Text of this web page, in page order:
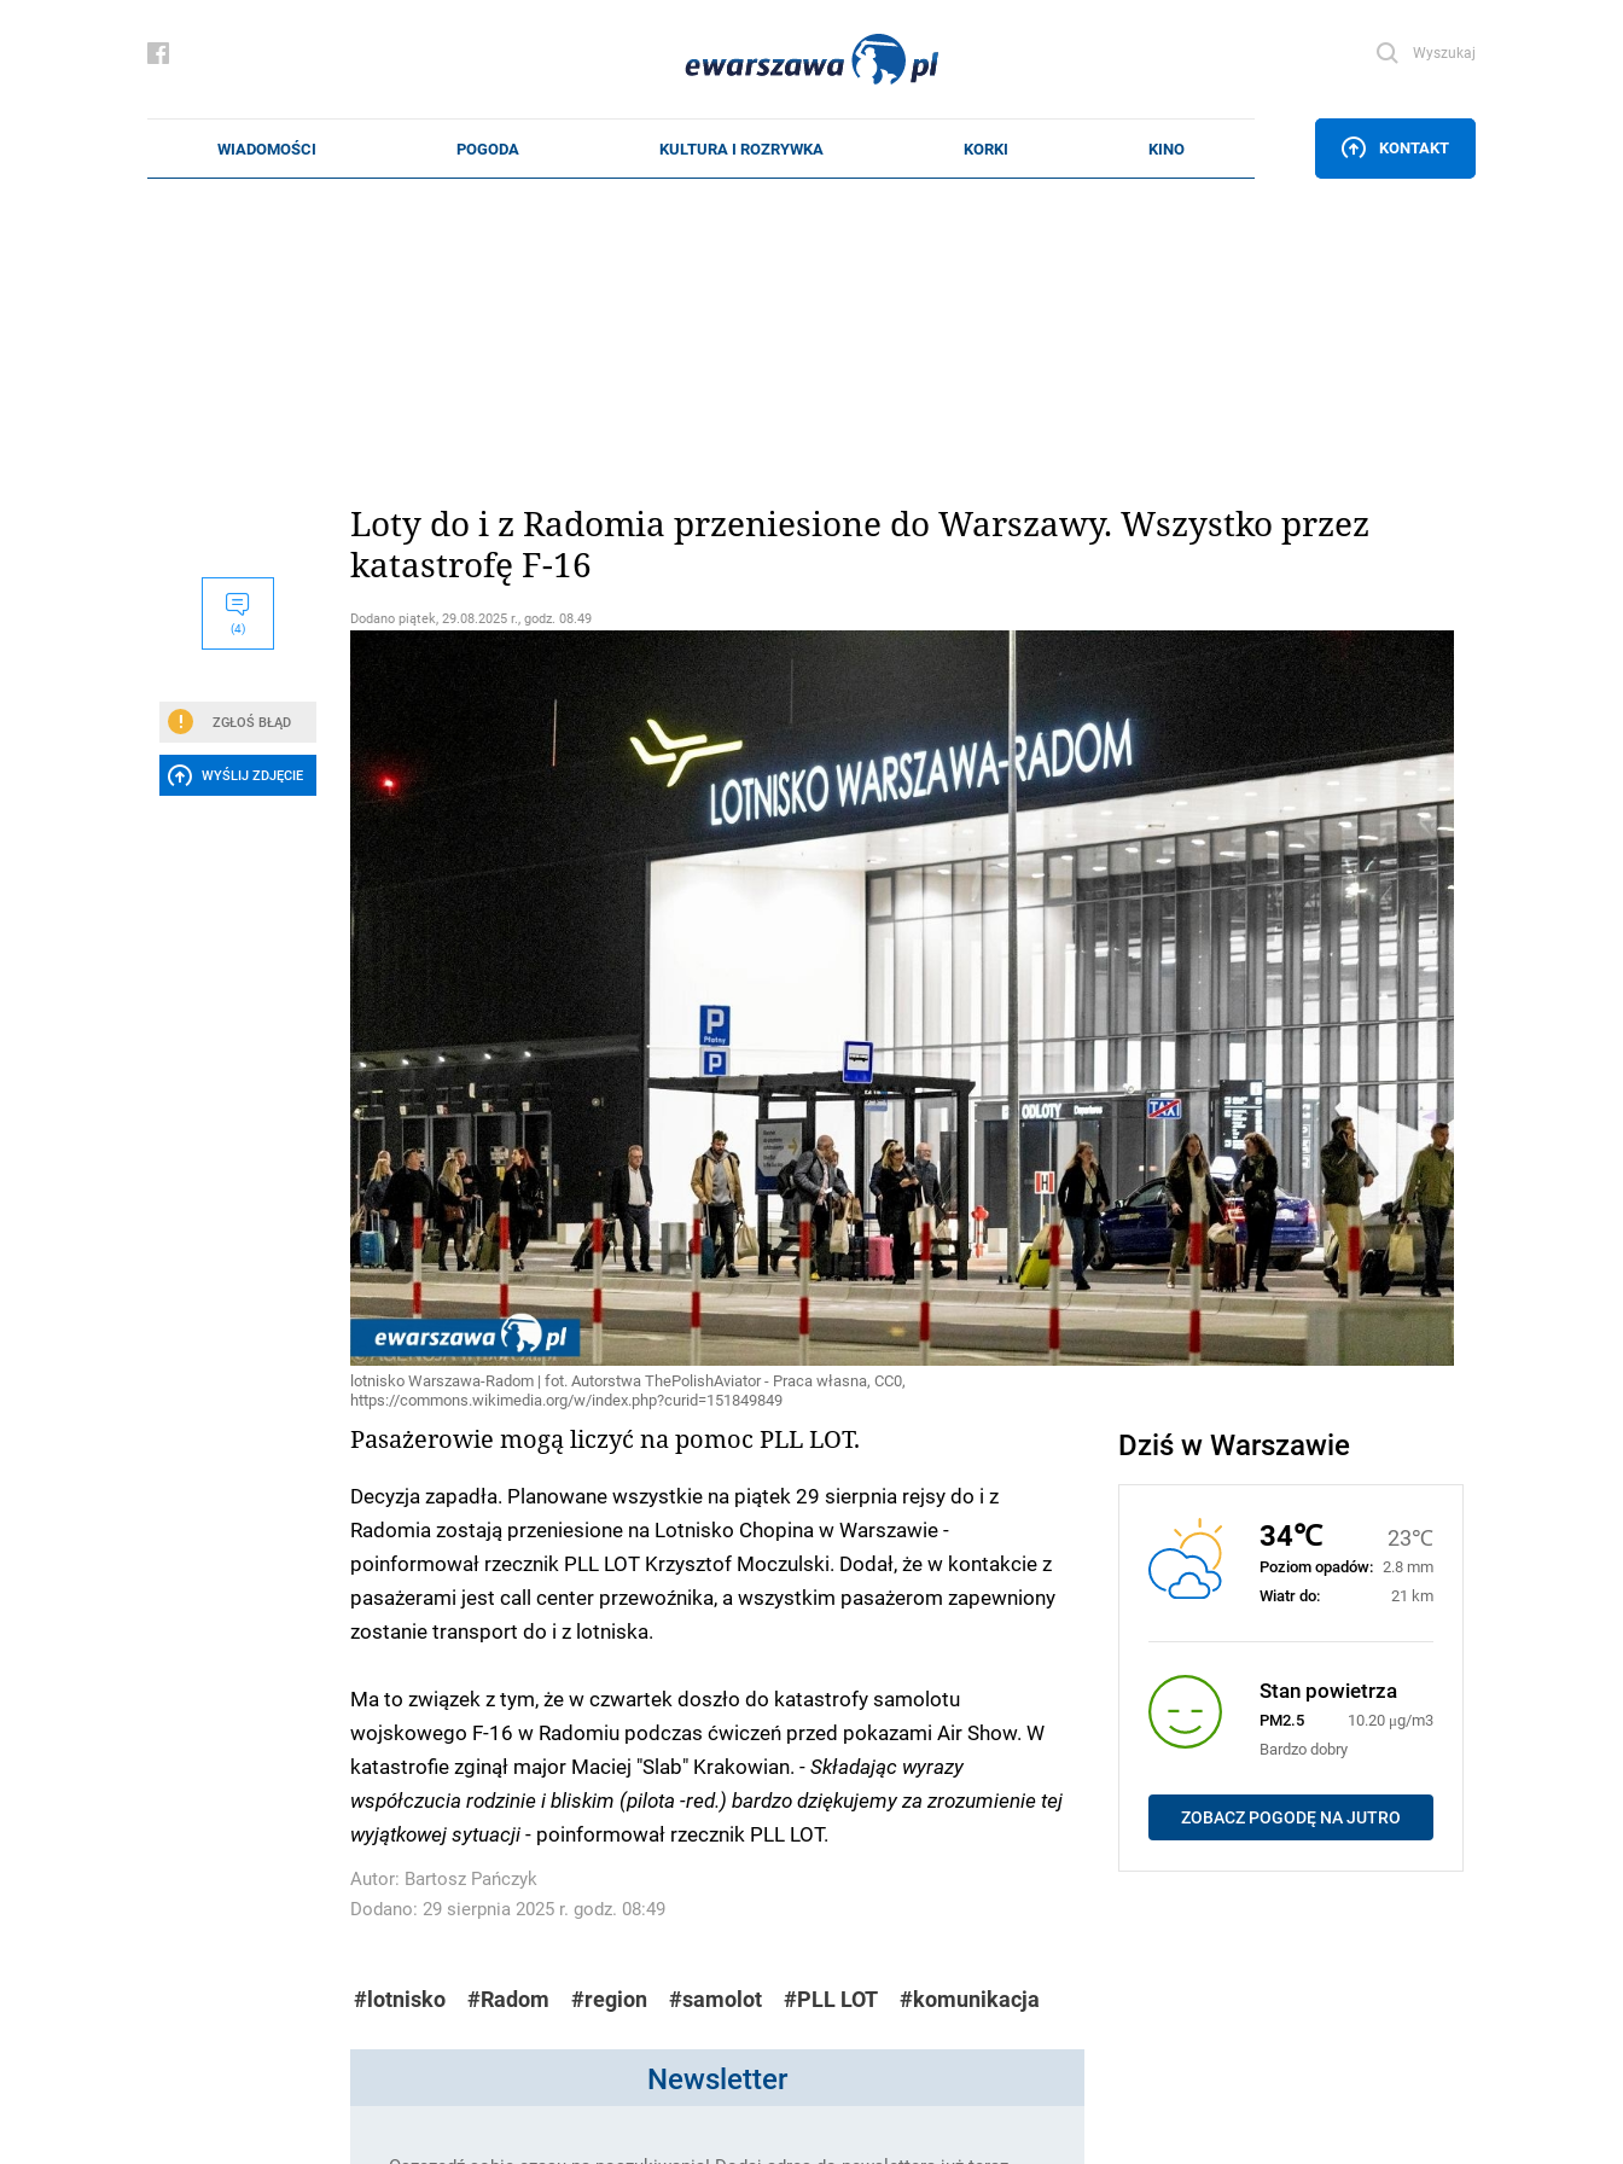
Wyszukaj
KONTAKT
(4)
ZGŁOŚ BŁĄD
WYŚLIJ ZDJĘCIE
Loty do i z Radomia przeniesione do Warszawy. Wszystko przez
katastrofę F-16
Dodano piątek, 29.08.2025 r., godz. 08.49
lotnisko Warszawa-Radom | fot. Autorstwa ThePolishAviator - Praca własna, CC0,
https://commons.wikimedia.org/w/index.php?curid=151849849
Pasażerowie mogą liczyć na pomoc PLL LOT.
Decyzja zapadła. Planowane wszystkie na piątek 29 sierpnia rejsy do i z
Radomia zostają przeniesione na Lotnisko Chopina w Warszawie -
poinformował rzecznik PLL LOT Krzysztof Moczulski. Dodał, że w kontakcie z
pasażerami jest call center przewoźnika, a wszystkim pasażerom zapewniony
zostanie transport do i z lotniska.
Ma to związek z tym, że w czwartek doszło do katastrofy samolotu
wojskowego F-16 w Radomiu podczas ćwiczeń przed pokazami Air Show. W
katastrofie zginął major Maciej "Slab" Krakowian. -Składając wyrazy
współczucia rodzinie i bliskim (pilota -red.) bardzo dziękujemy za zrozumienie tej
wyjątkowej sytuacji- poinformował rzecznik PLL LOT.
Autor: Bartosz Pańczyk
Dodano: 29 sierpnia 2025 r. godz. 08:49
#lotnisko #Radom #region #samolot #PLL LOT #komunikacja
Newsletter
Dziś w Warszawie
34℃ 23℃
Poziom opadów: 2.8 mm
Wiatr do:
21 km
Stan powietrza
PM2.5
10.20 μg/m3
Bardzo dobry
ZOBACZ POGODĘ NA JUTRO